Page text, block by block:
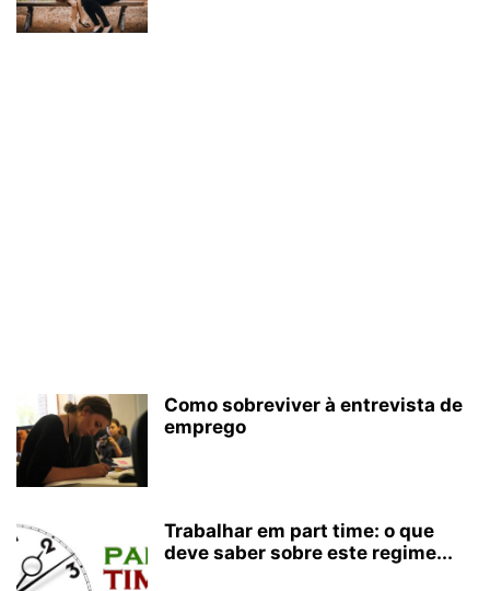
Como sobreviver à entrevista de
emprego
Trabalhar em part time: o que
deve saber sobre este regime...